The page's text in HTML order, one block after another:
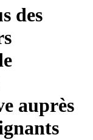
des
auprès